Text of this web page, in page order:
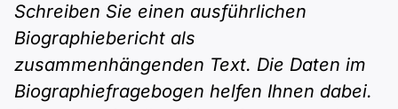
telc
Goethe
Ukrainisch
Russisch
A1 telc
A1 Goethe
A2 DTZ
A2 telc
B1 Allgemein
B1 DTZ
B2
B2 Allgemein
Blog
Schreiben Sie einen ausführlichen
Biographiebericht als
zusammenhängenden Text. Die Daten im
Biographiefragebogen helfen Ihnen dabei.